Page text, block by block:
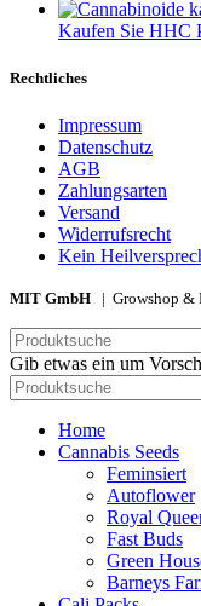
Kaufen Sie HHC
Rechtliches
Impressum
Datenschutz
AGB
Zahlungsarten
Versand
Widerrufsrecht
Kein
MIT GmbH | Growshop &
Gib etwas ein um
Home
Cannabis Seeds
Feminsiert
Autoflower
Royal
Fast Buds
Green
Barneys